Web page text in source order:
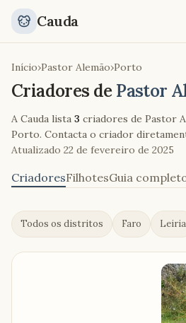
Cauda
Início›Pastor Alemão›Porto
Criadores de Pastor
A Cauda lista 3 criadores de Pastor
Porto. Contacta o criador
Atualizado 22 de fevereiro de 2025
CriadoresFilhotesGuia
Todos os distritos Faro Leiria